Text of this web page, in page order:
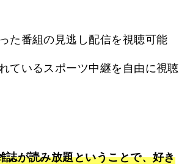
た番組の見逃し配信を視聴可能
ているスポーツ中継を自由に視聴
誌が読み放題ということで、好き